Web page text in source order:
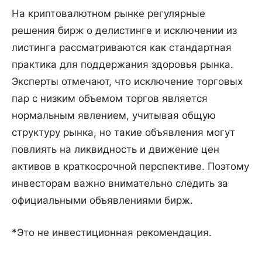
На криптовалютном рынке регулярные
решения бирж о делистинге и исключении из
листинга рассматриваются как стандартная
практика для поддержания здоровья рынка.
Эксперты отмечают, что исключение торговых
пар с низким объемом торгов является
нормальным явлением, учитывая общую
структуру рынка, но такие объявления могут
повлиять на ликвидность и движение цен
активов в краткосрочной перспективе. Поэтому
инвесторам важно внимательно следить за
официальными объявлениями бирж.
*Это не инвестиционная рекомендация.